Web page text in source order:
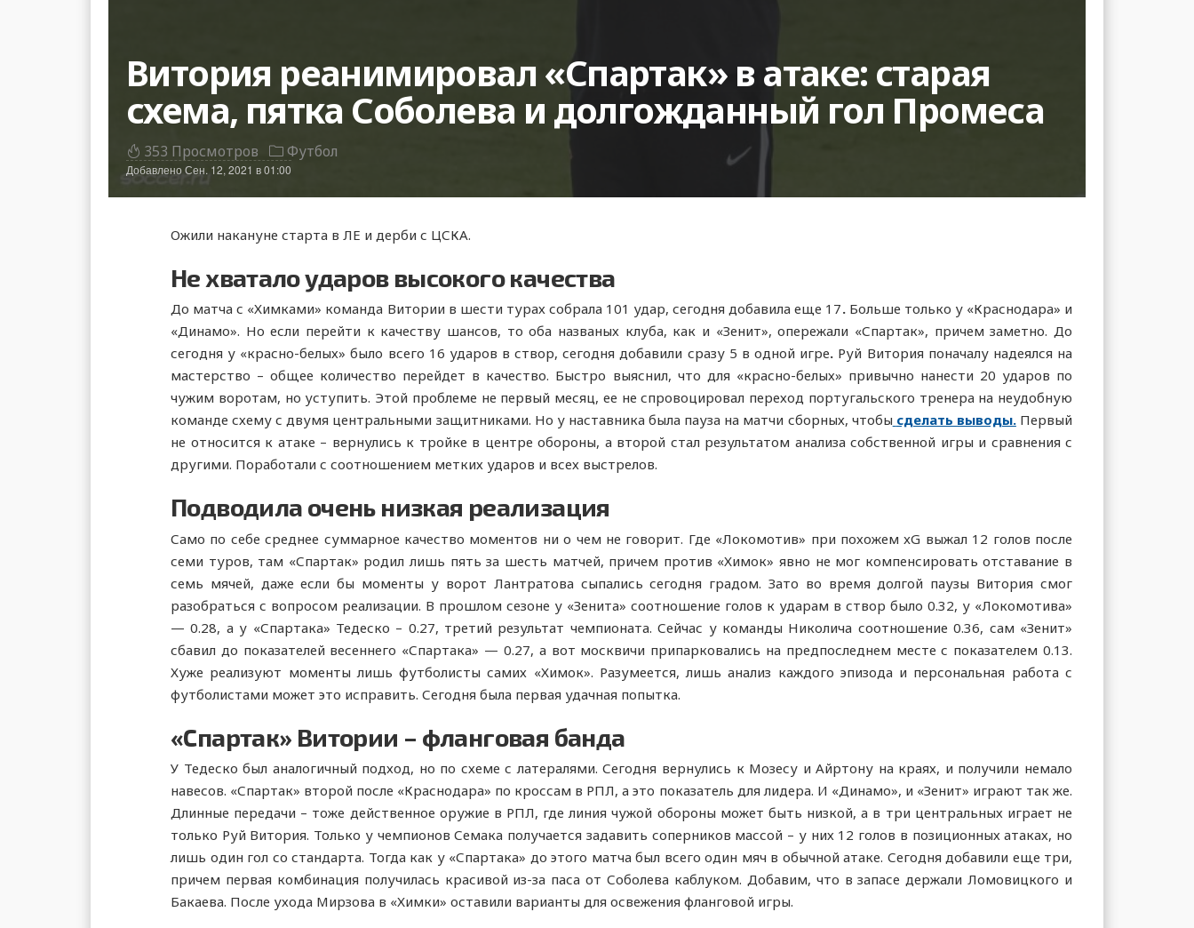
Витория реанимировал «Спартак» в атаке: старая
схема, пятка Соболева и долгожданный гол Промеса
353 Просмотров Футбол
Добавлено Сен. 12, 2021 в 01:00
Ожили накануне старта в ЛЕ и дерби с ЦСКА.
Не хватало ударов высокого качества
До матча с «Химками» команда Витории в шести турах собрала 101 удар, сегодня добавила еще 17.Больше только у «Краснодара» и
«Динамо». Но если перейти к качеству шансов, то оба названых клуба, как и «Зенит», опережали «Спартак», причем заметно. До
сегодня у «красно-белых» было всего 16 ударов в створ, сегодня добавили сразу 5 в одной игре. Руй Витория поначалу надеялся на
мастерство – общее количество перейдет в качество. Быстро выяснил, что для «красно-белых» привычно нанести 20 ударов по
чужим воротам, но уступить. Этой проблеме не первый месяц, ее не спровоцировал переход португальского тренера на неудобную
команде схему с двумя центральными защитниками. Но у наставника была пауза на матчи сборных, чтобы сделать выводы.Первый
не относится к атаке – вернулись к тройке в центре обороны, а второй стал результатом анализа собственной игры и сравнения с
другими. Поработали с соотношением метких ударов и всех выстрелов.
Подводила очень низкая реализация
Само по себе среднее суммарное качество моментов ни о чем не говорит. Где «Локомотив» при похожем xG выжал 12 голов после
семи туров, там «Спартак» родил лишь пять за шесть матчей, причем против «Химок» явно не мог компенсировать отставание в
семь мячей, даже если бы моменты у ворот Лантратова сыпались сегодня градом. Зато во время долгой паузы Витория смог
разобраться с вопросом реализации. В прошлом сезоне у «Зенита» соотношение голов к ударам в створ было 0.32, у «Локомотива»
— 0.28, а у «Спартака» Тедеско – 0.27, третий результат чемпионата. Сейчас у команды Николича соотношение 0.36, сам «Зенит»
сбавил до показателей весеннего «Спартака» — 0.27, а вот москвичи припарковались на предпоследнем месте с показателем 0.13.
Хуже реализуют моменты лишь футболисты самих «Химок». Разумеется, лишь анализ каждого эпизода и персональная работа с
футболистами может это исправить. Сегодня была первая удачная попытка.
«Спартак» Витории – фланговая банда
У Тедеско был аналогичный подход, но по схеме с латералями. Сегодня вернулись к Мозесу и Айртону на краях, и получили немало
навесов. «Спартак» второй после «Краснодара» по кроссам в РПЛ, а это показатель для лидера. И «Динамо», и «Зенит» играют так же.
Длинные передачи – тоже действенное оружие в РПЛ, где линия чужой обороны может быть низкой, а в три центральных играет не
только Руй Витория. Только у чемпионов Семака получается задавить соперников массой – у них 12 голов в позиционных атаках, но
лишь один гол со стандарта. Тогда как у «Спартака» до этого матча был всего один мяч в обычной атаке. Сегодня добавили еще три,
причем первая комбинация получилась красивой из-за паса от Соболева каблуком. Добавим, что в запасе держали Ломовицкого и
Бакаева. После ухода Мирзова в «Химки» оставили варианты для освежения фланговой игры.